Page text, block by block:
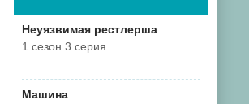
Неуязвимая рестлерша
1 сезон 3 серия
Машина